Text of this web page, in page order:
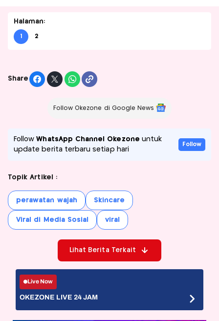
Halaman:
1 2
Share
Follow Okezone di Google News
FollowWhatsApp Channel Okezone untuk
update berita terbaru setiap hari
Follow
Topik Artikel :
perawatan wajah Skincare
Viral di Media Sosial viral
Lihat Berita Terkait
Live Now
OKEZONE LIVE 24 JAM